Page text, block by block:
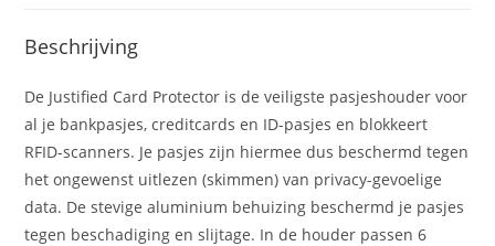
Beschrijving
De Justified Card Protector is de veiligste pasjeshouder voor
al je bankpasjes, creditcards en ID-pasjes en blokkeert
RFID-scanners. Je pasjes zijn hiermee dus beschermd tegen
het ongewenst uitlezen (skimmen) van privacy-gevoelige
data. De stevige aluminium behuizing beschermd je pasjes
tegen beschadiging en slijtage. In de houder passen 6